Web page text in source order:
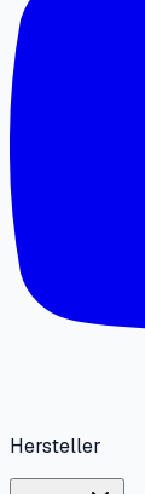
Hersteller